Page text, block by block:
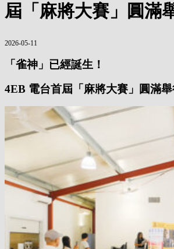
屆「麻將大賽」圓滿
2026-05-11
「雀神」已經誕生！
4EB 電台首屆「麻將大賽」圓滿